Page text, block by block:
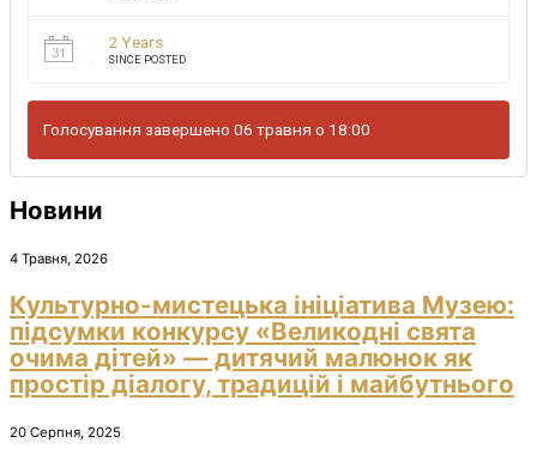
2 Years
SINCE POSTED
Голосування завершено 06 травня о 18:00
Новини
4 Травня, 2026
Культурно-мистецька ініціатива Музею:
підсумки конкурсу «Великодні свята
очима дітей» — дитячий малюнок як
простір діалогу, традицій і майбутнього
20 Серпня, 2025